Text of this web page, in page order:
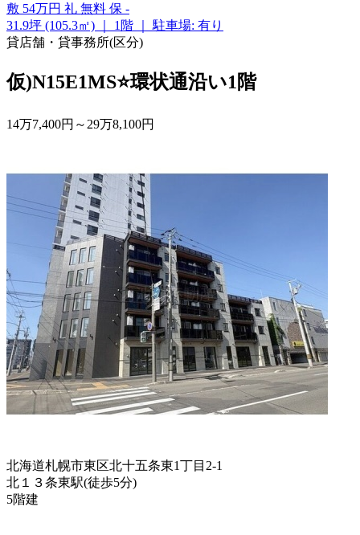
敷 54万円 礼 無料 保 -
31.9坪 (105.3㎡)
1階
駐車場: 有り
貸店舗・貸事務所(区分)
仮)N15E1MS⭐環状通沿い1階
14万7,400円 ～ 29万8,100円
北海道札幌市東区北十五条東1丁目2-1
北１３条東駅(徒歩5分)
5階建